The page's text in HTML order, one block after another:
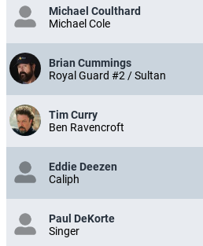
Michael Coulthard
Michael Cole
Brian Cummings
Royal Guard #2 / Sultan
Tim Curry
Ben Ravencroft
Eddie Deezen
Caliph
Paul DeKorte
Singer